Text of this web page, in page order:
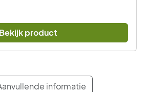
Bekijk product
informatie